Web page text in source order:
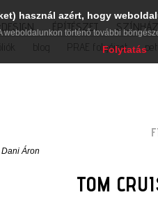
ÉPÍTÉSZET SZÍNHÁZ
blog PRAE folyóirat
Dani Áron
TOM
használ azért, hogy
weboldalunkon történő további
Folytatás